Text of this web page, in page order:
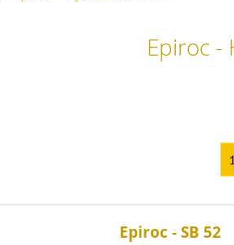
Epiroc
Epiroc - SB 52